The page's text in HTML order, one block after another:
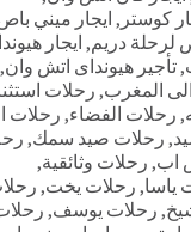
كوستر , ايجار ميني
لرحلة دريم, ايجار
,تأجير هيونداى اتش وان,
المغرب, رحلات
, رحلات الفضاء,رحلات
, رحلات صيد سمك,
اب, رحلات وثائقية,
ياسا, رحلات يخت,
, رحلات يوسف,